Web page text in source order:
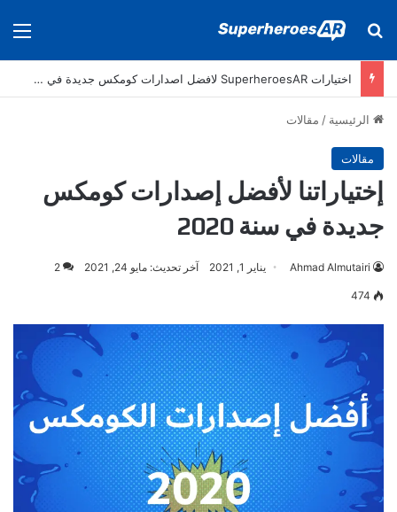
بحث عن
اختيارات SuperheroesAR لافضل اصدارات كومكس جديدة في سنة 2024
الرئيسية / مقالات
مقالات
إختياراتنا لأفضل إصدارات كومكس
جديدة في سنة 2020
Ahmad Almutairi يناير 1, 2021 آخر تحديث: مايو 24, 2021 2
474